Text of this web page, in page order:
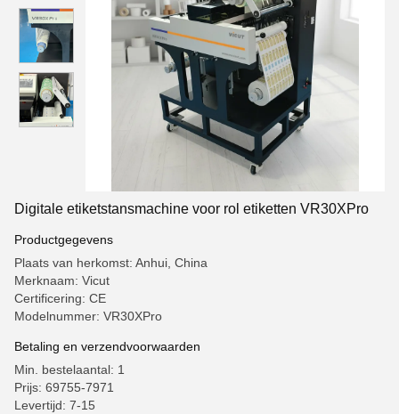
Digitale etiketstansmachine voor rol etiketten VR30XPro
Productgegevens
Plaats van herkomst: Anhui, China
Merknaam: Vicut
Certificering: CE
Modelnummer: VR30XPro
Betaling en verzendvoorwaarden
Min. bestelaantal: 1
Prijs: 69755-7971
Levertijd: 7-15